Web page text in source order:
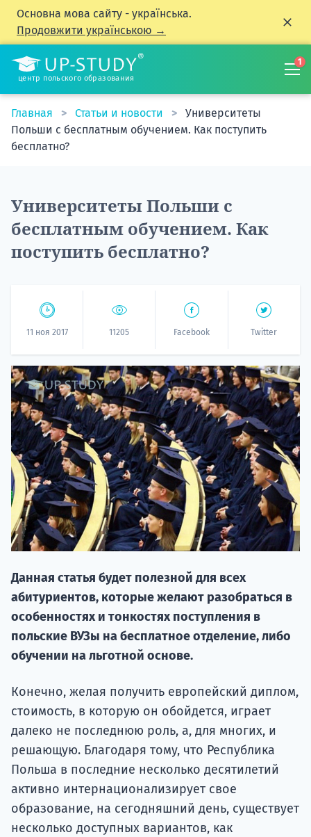
Основна мова сайту - українська.
Продовжити українською →
центр польского образования
1
Главная Статьи и новости
Университеты
Польши с бесплатным обучением. Как поступить
бесплатно?
Университеты Польши с
бесплатным обучением. Как
поступить бесплатно?
11 ноя 2017 11205 Facebook Twitter
Данная статья будет полезной для всех
абитуриентов, которые желают разобраться в
особенностях и тонкостях поступления в
польские ВУЗы на бесплатное отделение, либо
обучении на льготной основе.
Конечно, желая получить европейский диплом,
стоимость, в которую он обойдется, играет
далеко не последнюю роль, а, для многих, и
решающую. Благодаря тому, что Республика
Польша в последние несколько десятилетий
активно интернационализирует свое
образование, на сегодняшний день, существует
несколько доступных вариантов, как
20.09